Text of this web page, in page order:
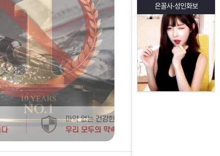
상황을 대비해 꼭 입금후 고객센터 연락바랍니다.
연휴 배송 및 휴무 안내
은꼴사-성인화보 은꼴사-성인화보